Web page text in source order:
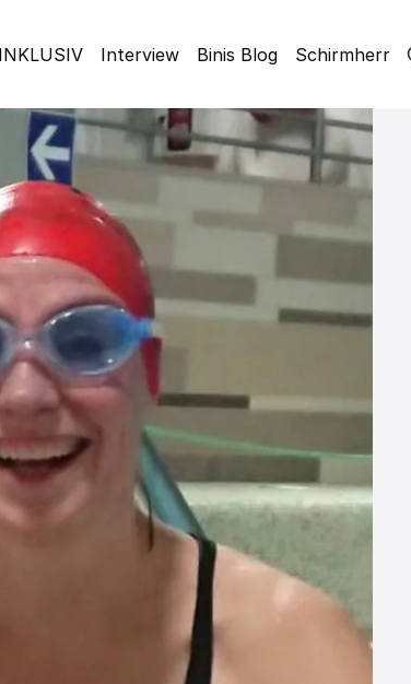
Interview Binis Blog Schirmherr